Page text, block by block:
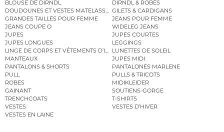
BLOUSE DE DIRNDL
DIRNDL & ROBES
DOUDOUNES ET VESTES MATELASSÉESGILETS & CARDIGANS
GRANDES TAILLES POUR FEMME
JEANS POUR FEMME
JEANS COUPE O
WIDELEG JEANS
JUPES
JUPES COURTES
JUPES LONGUES
LEGGINGS
LINGE DE CORPS ET VÊTEMENTS D’INTÉRIEURLUNETTES DE SOLEIL
MANTEAUX
JUPES MIDI
PANTALONS & SHORTS
PANTALONES MARLENE
PULL
PULLS & TRICOTS
ROBES
MIDIKLEIDER
GAINANT
SOUTIENS-GORGE
TRENCHCOATS
T-SHIRTS
VESTES
VESTES D’HIVER
VESTES EN LAINE